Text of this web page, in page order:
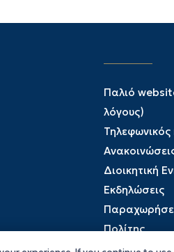
Παλιό
λόγους)
Διοικητική
Εκδηλώσεις
Πολίτης
Προκηρύξεις